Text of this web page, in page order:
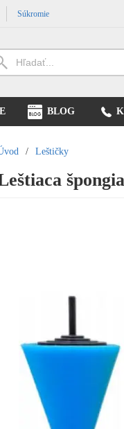
Súkromie
BLOG
/ Leštičky